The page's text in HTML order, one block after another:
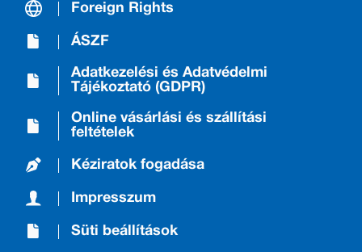
Foreign Rights
ÁSZF
Adatkezelési és Adatvédelmi
Tájékoztató (GDPR)
Online vásárlási és szállítási
feltételek
Kéziratok fogadása
Impresszum
Süti beállítások